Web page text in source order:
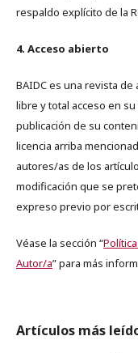
respaldo explícito de la
4. Acceso abierto
BAIDC es una revista
libre y total acceso en
publicación de su
licencia arriba
autores/as de los
modificación que se
expreso previo por
Véase la sección “
Autor/a” para más
Artículos más